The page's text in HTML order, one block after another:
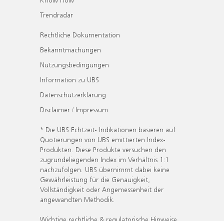
Trendradar
Rechtliche Dokumentation
Bekanntmachungen
Nutzungsbedingungen
Information zu UBS
Datenschutzerklärung
Disclaimer / Impressum
* Die UBS Echtzeit- Indikationen basieren auf
Quotierungen von UBS emittierten Index-
Produkten. Diese Produkte versuchen den
zugrundeliegenden Index im Verhältnis 1:1
nachzufolgen. UBS übernimmt dabei keine
Gewährleistung für die Genauigkeit,
Vollständigkeit oder Angemessenheit der
angewandten Methodik.